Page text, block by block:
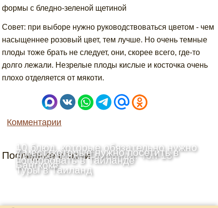
формы с бледно-зеленой щетиной
Совет: при выборе нужно руководствоваться цветом - чем
насыщеннее розовый цвет, тем лучше. Но очень темные
плоды тоже брать не следует, они, скорее всего, где-то
долго лежали. Незрелые плоды кислые и косточка очень
плохо отделяется от мякоти.
Комментарии
Последние статьи
Лучшие пляжи Таиланда: Топ-13
10 блюд, которые обязательно нужно
попробовать в Таиланде
7 мест, которые нужно посетить в
Бангкоке
Туры в Таиланд